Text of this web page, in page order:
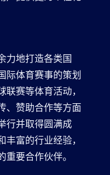
力地打造各类国
际体育赛事的策划
联赛等体育活动，
、赞助合作等方面
行并取得圆满成
富的行业经验，
重要合作伙伴。